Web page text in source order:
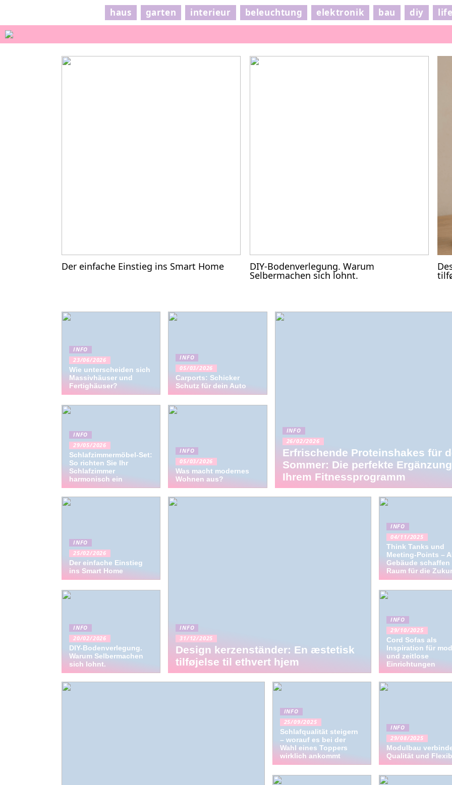
haus garten interieur beleuchtung elektronik bau diy
Der einfache Einstieg ins Smart Home DIY-Bodenverlegung. Warum
Selbermachen sich lohnt.
INFO
23/06/2026
Wie unterscheiden sich
Massivhäuser und
Fertighäuser?
INFO
29/05/2026
Schlafzimmermöbel-Set:
So richten Sie Ihr
Schlafzimmer
harmonisch ein
INFO
05/03/2026
Carports: Schicker
Schutz für dein Auto
INFO
05/03/2026
Was macht modernes
Wohnen aus?
INFO
26/02/2026
Erfrischende Proteinshakes für
Sommer: Die perfekte
Ihrem Fitnessprogramm
INFO
25/02/2026
Der einfache Einstieg
ins Smart Home
INFO
20/02/2026
DIY-Bodenverlegung.
Warum Selbermachen
sich lohnt.
INFO
31/12/2025
Design kerzenständer: En æstetisk
tilføjelse til ethvert hjem
INFO
04/11/2025
Think Tanks und
Meeting-Points –
Gebäude schaffen
Raum für die
INFO
29/10/2025
Cord Sofas als
Inspiration für
und zeitlose
Einrichtungen
INFO
25/09/2025
Schlafqualität steigern
– worauf es bei der
Wahl eines Toppers
wirklich ankommt
INFO
29/08/2025
Modulbau
Qualität und